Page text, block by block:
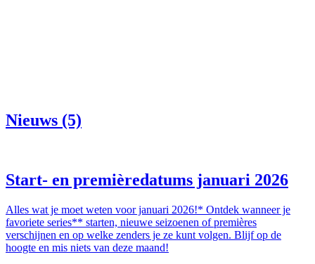
Nieuws (5)
Start- en premièredatums januari 2026
Alles wat je moet weten voor januari 2026!* Ontdek wanneer je
favoriete series** starten, nieuwe seizoenen of premières
verschijnen en op welke zenders je ze kunt volgen. Blijf op de
hoogte en mis niets van deze maand!